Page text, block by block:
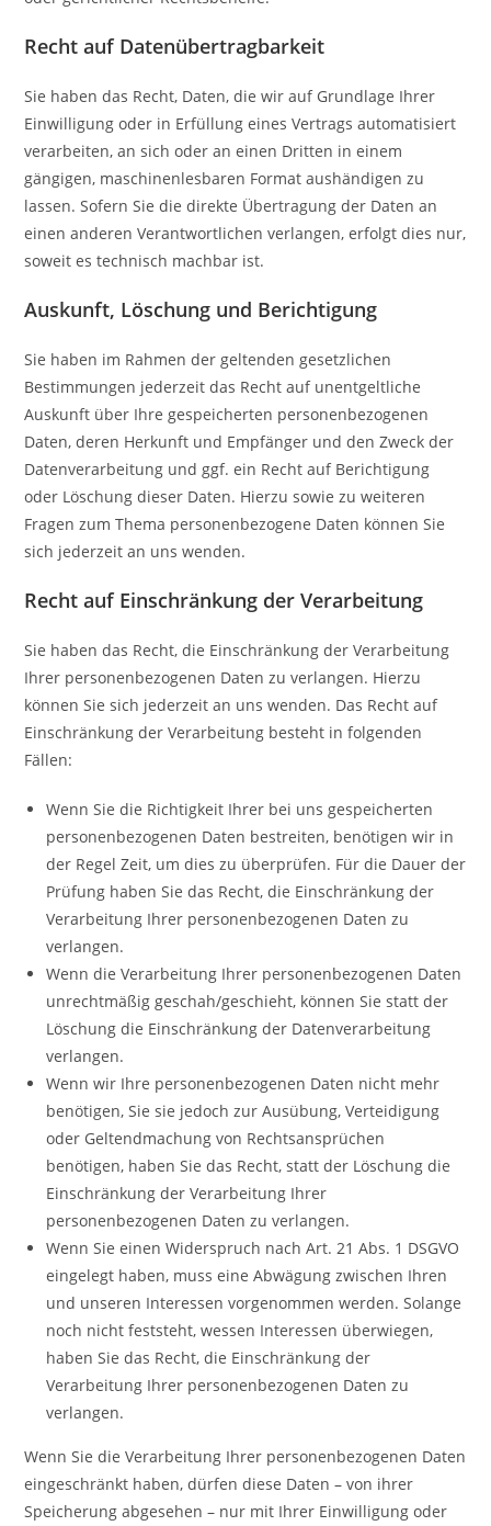
Recht auf Daten­übertrag­barkeit
Sie haben das Recht, Daten, die wir auf Grundlage Ihrer
Einwilligung oder in Erfüllung eines Vertrags automatisiert
verarbeiten, an sich oder an einen Dritten in einem
gängigen, maschinenlesbaren Format aushändigen zu
lassen. Sofern Sie die direkte Übertragung der Daten an
einen anderen Verantwortlichen verlangen, erfolgt dies nur,
soweit es technisch machbar ist.
Auskunft, Löschung und Berichtigung
Sie haben im Rahmen der geltenden gesetzlichen
Bestimmungen jederzeit das Recht auf unentgeltliche
Auskunft über Ihre gespeicherten personenbezogenen
Daten, deren Herkunft und Empfänger und den Zweck der
Datenverarbeitung und ggf. ein Recht auf Berichtigung
oder Löschung dieser Daten. Hierzu sowie zu weiteren
Fragen zum Thema personenbezogene Daten können Sie
sich jederzeit an uns wenden.
Recht auf Einschränkung der Verarbeitung
Sie haben das Recht, die Einschränkung der Verarbeitung
Ihrer personenbezogenen Daten zu verlangen. Hierzu
können Sie sich jederzeit an uns wenden. Das Recht auf
Einschränkung der Verarbeitung besteht in folgenden
Fällen:
Wenn Sie die Richtigkeit Ihrer bei uns gespeicherten
personenbezogenen Daten bestreiten, benötigen wir in
der Regel Zeit, um dies zu überprüfen. Für die Dauer der
Prüfung haben Sie das Recht, die Einschränkung der
Verarbeitung Ihrer personenbezogenen Daten zu
verlangen.
Wenn die Verarbeitung Ihrer personenbezogenen Daten
unrechtmäßig geschah/geschieht, können Sie statt der
Löschung die Einschränkung der Datenverarbeitung
verlangen.
Wenn wir Ihre personenbezogenen Daten nicht mehr
benötigen, Sie sie jedoch zur Ausübung, Verteidigung
oder Geltendmachung von Rechtsansprüchen
benötigen, haben Sie das Recht, statt der Löschung die
Einschränkung der Verarbeitung Ihrer
personenbezogenen Daten zu verlangen.
Wenn Sie einen Widerspruch nach Art. 21 Abs. 1 DSGVO
eingelegt haben, muss eine Abwägung zwischen Ihren
und unseren Interessen vorgenommen werden. Solange
noch nicht feststeht, wessen Interessen überwiegen,
haben Sie das Recht, die Einschränkung der
Verarbeitung Ihrer personenbezogenen Daten zu
verlangen.
Wenn Sie die Verarbeitung Ihrer personenbezogenen Daten
eingeschränkt haben, dürfen diese Daten – von ihrer
Speicherung abgesehen – nur mit Ihrer Einwilligung oder